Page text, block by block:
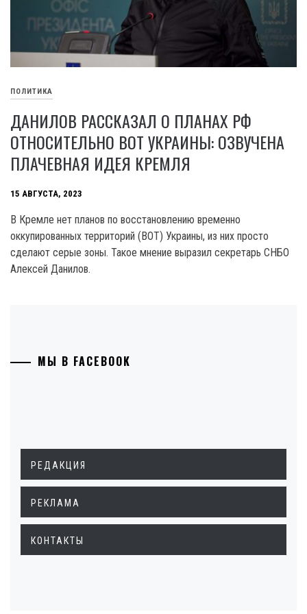
ПОЛИТИКА
ДАНИЛОВ РАССКАЗАЛ О ПЛАНАХ РФ
ОТНОСИТЕЛЬНО ВОТ УКРАИНЫ: ОЗВУЧЕНА
ПЛАЧЕВНАЯ ИДЕЯ КРЕМЛЯ
15 АВГУСТА, 2023
В Кремле нет планов по восстановлению временно
оккупированных территорий (ВОТ) Украины, из них просто
сделают серые зоны. Такое мнение выразил секретарь СНБО
Алексей Данилов.
МЫ В FACEBOOK
РЕДАКЦИЯ
РЕКЛАМА
КОНТАКТЫ